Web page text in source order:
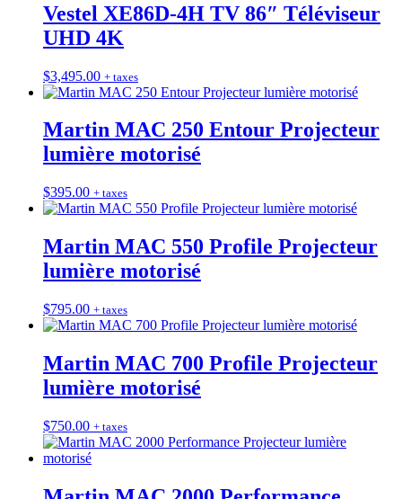
Vestel XE86D-4H TV 86″ Téléviseur
UHD 4K
$3,495.00 + taxes
Martin MAC 250 Entour Projecteur
lumière motorisé
$395.00 + taxes
Martin MAC 550 Profile Projecteur
lumière motorisé
$795.00 + taxes
Martin MAC 700 Profile Projecteur
lumière motorisé
$750.00 + taxes